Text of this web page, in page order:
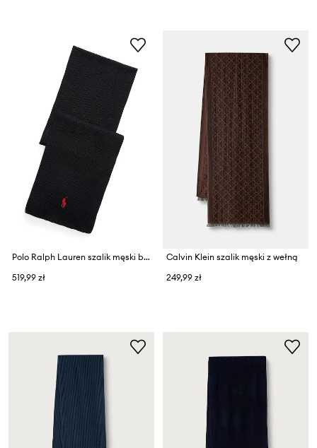
Polo Ralph Lauren szalik męski bawełniany
519,99 zł
Calvin Klein szalik męski z wełną
249,99 zł